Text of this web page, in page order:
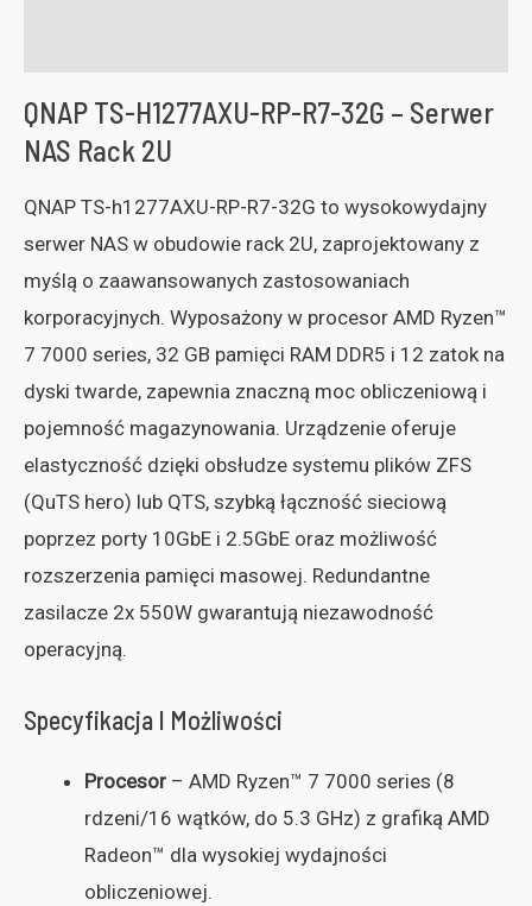
QNAP TS-H1277AXU-RP-R7-32G – Serwer
NAS Rack 2U
QNAP TS-h1277AXU-RP-R7-32G to wysokowydajny
serwer NAS w obudowie rack 2U, zaprojektowany z
myślą o zaawansowanych zastosowaniach
korporacyjnych. Wyposażony w procesor AMD Ryzen™
7 7000 series, 32 GB pamięci RAM DDR5 i 12 zatok na
dyski twarde, zapewnia znaczną moc obliczeniową i
pojemność magazynowania. Urządzenie oferuje
elastyczność dzięki obsłudze systemu plików ZFS
(QuTS hero) lub QTS, szybką łączność sieciową
poprzez porty 10GbE i 2.5GbE oraz możliwość
rozszerzenia pamięci masowej. Redundantne
zasilacze 2x 550W gwarantują niezawodność
operacyjną.
Specyfikacja I Możliwości
Procesor – AMD Ryzen™ 7 7000 series (8
rdzeni/16 wątków, do 5.3 GHz) z grafiką AMD
Radeon™ dla wysokiej wydajności
obliczeniowej.